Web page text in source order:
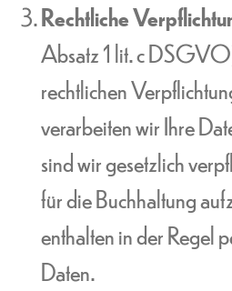
Rechtliche
Absatz 1 lit. c
rechtlichen
verarbeiten wir Ihre
sind wir gesetzlich
für die Buchhaltung
enthalten in der Regel
Daten.